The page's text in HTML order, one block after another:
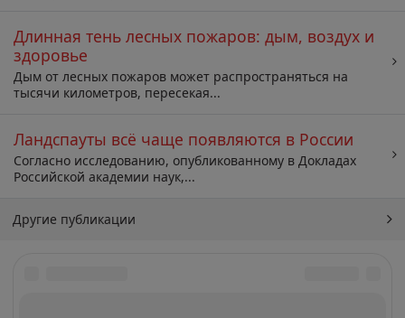
Длинная тень лесных пожаров: дым, воздух и
здоровье
Дым от лесных пожаров может распространяться на
тысячи километров, пересекая...
Ландспауты всё чаще появляются в России
Согласно исследованию, опубликованному в Докладах
Российской академии наук,...
Другие публикации